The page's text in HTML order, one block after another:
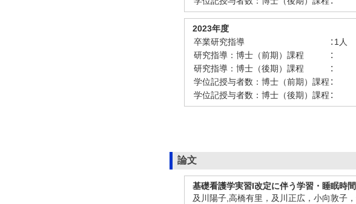
2023年度
卒業研究指導
: 1人
研究指導：博士（前期）課程
:
研究指導：博士（後期）課程 :
学位記授与者数：博士（前期）課程 :
学位記授与者数：博士（後期）課程 :
論文
基礎看護学実習I改定に伴う学習・睡眠時
及川陽子,高橋有里，及川正広，小向敦子